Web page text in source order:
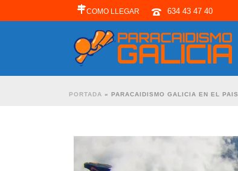
COMO LLEGAR 634 43 47 40
PORTADA » PARACAIDISMO GALICIA EN EL PAIS